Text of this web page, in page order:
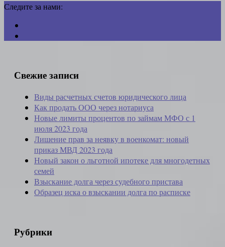
Следите за нами:
Свежие записи
Виды расчетных счетов юридического лица
Как продать ООО через нотариуса
Новые лимиты процентов по займам МФО с 1
июля 2023 года
Лишение прав за неявку в военкомат: новый
приказ МВД 2023 года
Новый закон о льготной ипотеке для многодетных
семей
Взыскание долга через судебного пристава
Образец иска о взыскании долга по расписке
Рубрики